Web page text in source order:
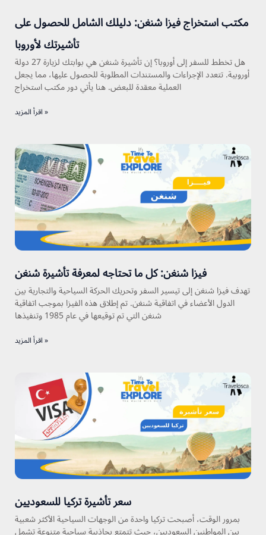
مكتب استخراج فيزا شنغن: دليلك الشامل للحصول على
تأشيرتك لأوروبا
هل تخطط للسفر إلى أوروبا؟ إن تأشيرة شنغن هي بوابتك لزيارة 27 دولة
أوروبية. تتعدد الإجراءات والمستندات المطلوبة للحصول عليها، مما يجعل
العملية معقدة للبعض. هنا يأتي دور مكتب استخراج
اقرأ المزيد »
فيزا شنغن: كل ما تحتاجه لمعرفة تأشيرة شنغن
تهدف فيزا شنغن إلى تيسير السفر وتحريك الحركة السياحية والتجارية بين
الدول الأعضاء في اتفاقية شنغن. تم إطلاق هذه الفيزا بموجب اتفاقية
شنغن التي تم توقيعها في عام 1985 وتنفيذها
اقرأ المزيد »
سعر تأشيرة تركيا للسعوديين
بمرور الوقت، أصبحت تركيا واحدة من الوجهات السياحية الأكثر شعبية